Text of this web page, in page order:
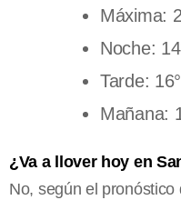
Máxima:
Noche:
Tarde:
Mañana:
¿Va a llover hoy en
No, según el